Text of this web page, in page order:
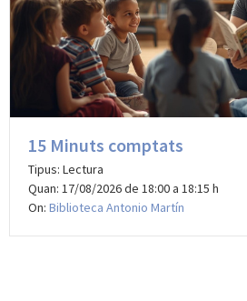
15 Minuts comptats
Tipus: Lectura
Quan: 17/08/2026 de 18:00 a 18:15 h
On: Biblioteca Antonio Martín